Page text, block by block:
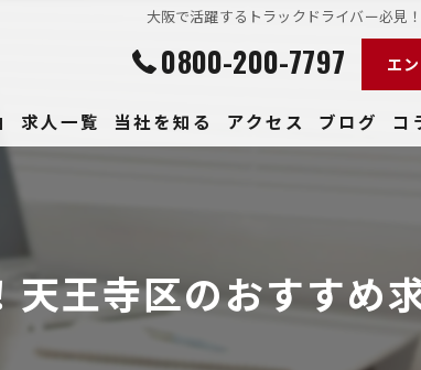
大阪で活躍するトラックドライバー必見
0800-200-7797 エ
求人一覧 当社を知る
高収入
アクセス ブログ コ
王寺区のおすすめ